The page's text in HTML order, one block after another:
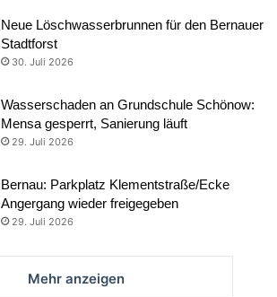
Neue Löschwasserbrunnen für den Bernauer
Stadtforst
30. Juli 2026
Wasserschaden an Grundschule Schönow:
Mensa gesperrt, Sanierung läuft
29. Juli 2026
Bernau: Parkplatz Klementstraße/Ecke
Angergang wieder freigegeben
29. Juli 2026
Mehr anzeigen